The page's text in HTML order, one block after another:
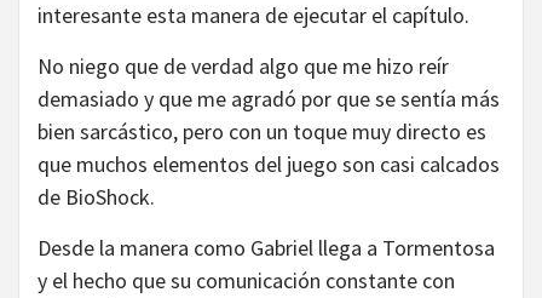
interesante esta manera de ejecutar el capítulo.
No niego que de verdad algo que me hizo reír
demasiado y que me agradó por que se sentía más
bien sarcástico, pero con un toque muy directo es
que muchos elementos del juego son casi calcados
de BioShock.
Desde la manera como Gabriel llega a Tormentosa
y el hecho que su comunicación constante con